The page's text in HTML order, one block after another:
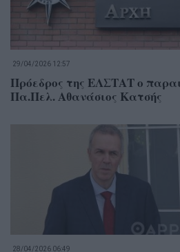
29/04/2026 12:57
Πρόεδρος της ΕΛΣΤΑΤ ο
Πα.Πελ. Αθανάσιος Κατσής
28/04/2026 06:49